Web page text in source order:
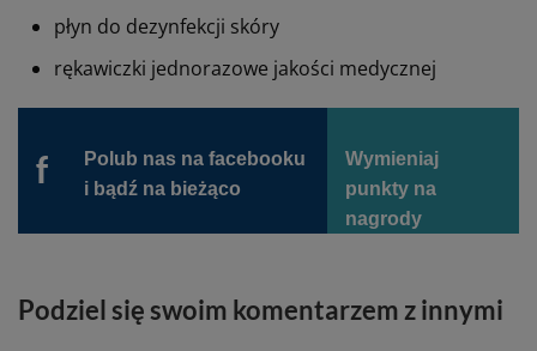
płyn do dezynfekcji skóry
rękawiczki jednorazowe jakości medycznej
f
Polub nas na facebooku
i bądź na bieżąco
Wymieniaj
punkty na
nagrody
Podziel się swoim komentarzem z innymi